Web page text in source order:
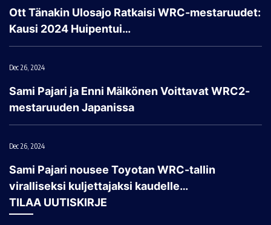
Ott Tänakin Ulosajo Ratkaisi WRC-mestaruudet:
Kausi 2024 Huipentui…
Dec 26, 2024
Sami Pajari ja Enni Mälkönen Voittavat WRC2-
mestaruuden Japanissa
Dec 26, 2024
Sami Pajari nousee Toyotan WRC-tallin
viralliseksi kuljettajaksi kaudelle…
TILAA UUTISKIRJE